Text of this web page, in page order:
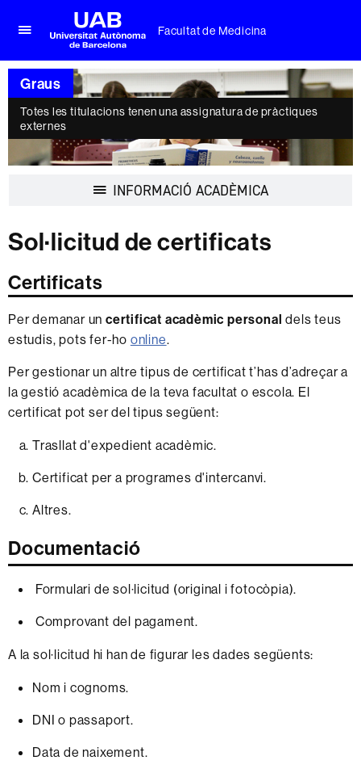
per
desplegar
el
menú
de
Facultat
de
Universitat
Autònoma
Barcelona
Facultat de Medicina
Graus
Totes les titulacions tenen una assignatura de pràctiques
externes
INFORMACIÓ ACADÈMICA
Sol·licitud de certificats
Certificats
Per demanar un certificat acadèmic personal dels teus
estudis, pots fer-ho online.
Per gestionar un altre tipus de certificat t’has d’adreçar a
la gestió acadèmica de la teva facultat o escola. El
certificat pot ser del tipus següent:
Trasllat d'expedient acadèmic.
Certificat per a programes d'intercanvi.
Altres.
Documentació
Formulari de sol·licitud (original i fotocòpia).
Comprovant del pagament.
A la sol·licitud hi han de figurar les dades següents:
Nom i cognoms.
DNI o passaport.
Data de naixement.